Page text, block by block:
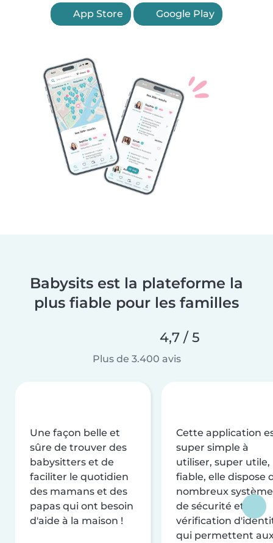
App Store Google Play
Babysits est la plateforme la
plus fiable pour les familles
4,7 / 5
Plus de 3.400 avis
Une façon belle et
sûre de trouver des
babysitters et de
faciliter le quotidien
des mamans et des
papas qui ont besoin
d'aide à la maison !
Cette application
super simple à
utiliser, super utile,
fiable, elle dispose
nombreux
de sécurité et de
vérification
qui permettent